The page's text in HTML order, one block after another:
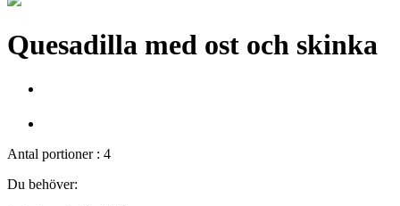
Quesadilla med ost och skinka
Antal portioner : 4
Du behöver: